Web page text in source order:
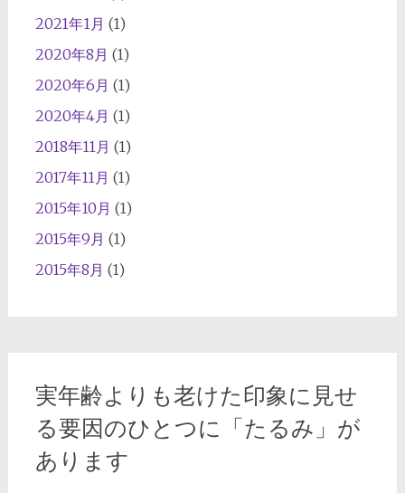
2021年1月 (1)
2020年8月 (1)
2020年6月 (1)
2020年4月 (1)
2018年11月 (1)
2017年11月 (1)
2015年10月 (1)
2015年9月 (1)
2015年8月 (1)
実年齢よりも老けた印象に見せ
る要因のひとつに「たるみ」が
あります